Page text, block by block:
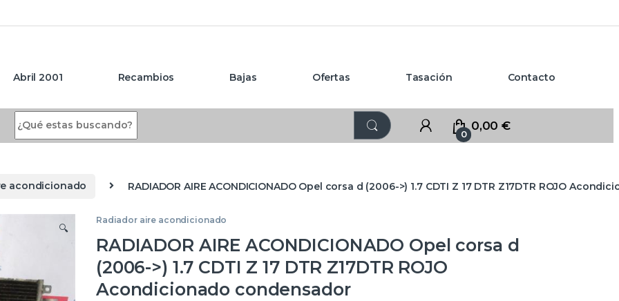
Abril 2001 Recambios Bajas Ofertas Tasación Contacto
0
0,00€
acondicionado RADIADOR AIRE ACONDICIONADO Opel corsa d (2006->) 1.7 CDTI Z 17 DTR Z17DTR ROJO
🔍
Radiador aire acondicionado
RADIADOR AIRE ACONDICIONADO Opel corsa d
(2006->) 1.7 CDTI Z 17 DTR Z17DTR ROJO
Acondicionado condensador